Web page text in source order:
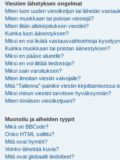
Viestien lähetyksen ongelmat
Miten luon uuden viestiketjun tai lähetän
Miten muokkaan tai poistan viestejä?
Miten liitän allekirjoituksen viestiini?
Kuinka luon äänestyksen?
Miksi en voi lisätä vastausvaihtoehtoja
Kuinka muokkaan tai poistan äänestyksen?
Miksi en pääse alueelle?
Miksi en voi liittää tiedostoja?
Miksi sain varoituksen?
Miten ilmoitan viestin valvojalle?
Mitä “Tallenna”-painike viestin kirjoittamisessa
Miksi minun viestini tarvitsee hyväksynnän?
Miten tönäisen viestiketjuani?
Muotoilu ja aiheiden tyypit
Mikä on BBCode?
Onko HTML sallittu?
Mitä ovat hymiöt?
Voinko lähettää kuvia?
Mitä ovat globaalit tiedotteet?